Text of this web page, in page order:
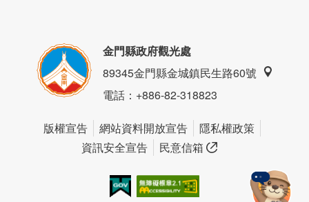
金門縣政府觀光處
89345金門縣金城鎮民生路60號
電話：+886-82-318823
版權宣告 網站資料開放宣告
隱私權政策
資訊安全宣告
民意信箱